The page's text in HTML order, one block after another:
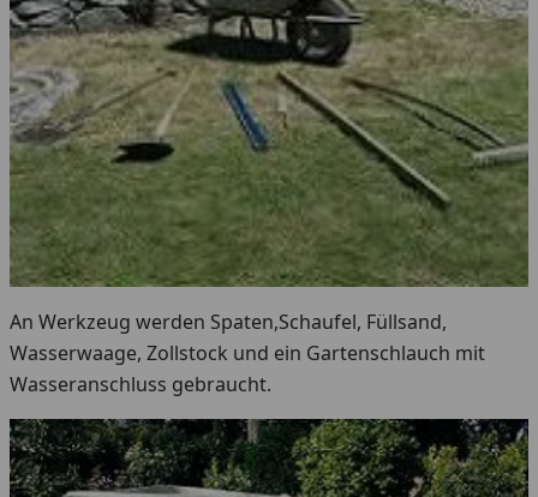
An Werkzeug werden Spaten,Schaufel, Füllsand,
Wasserwaage, Zollstock und ein Gartenschlauch mit
Wasseranschluss gebraucht.